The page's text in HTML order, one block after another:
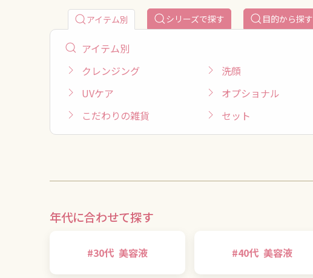
アイテム別 シリーズで探す 目的から探す
アイテム別
クレンジング
洗顔
UVケア
オプショナル
こだわりの雑貨
セット
年代に合わせて探す
#30代 美容液 #40代 美容液